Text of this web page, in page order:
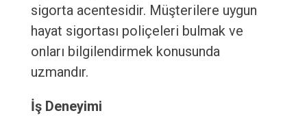
sigorta acentesidir. Müşterilere uygun
hayat sigortası poliçeleri bulmak ve
onları bilgilendirmek konusunda
uzmandır.
İş Deneyimi